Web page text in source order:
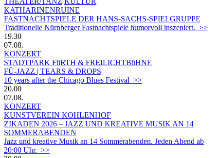
KATHARINENRUINE
FASTNACHTSPIELE DER HANS-SACHS-SPIELGRUPPE
Traditionelle Nürnberger Fastnachtspiele humorvoll inszeniert. >>
19.30
07.08.
KONZERT
STADTPARK FüRTH & FREILICHTBüHNE
FÜ-JAZZ | TEARS & DROPS
10 years after the Chicago Blues Festival >>
20.00
07.08.
KONZERT
KUNSTVEREIN KOHLENHOF
ZIKADEN 2026 – JAZZ UND KREATIVE MUSIK AN 14
SOMMERABENDEN
Jazz und kreative Musik an 14 Sommerabenden. Jeden Abend ab
20:00 Uhr. >>